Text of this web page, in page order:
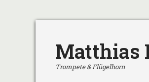
Matthias
Trompete & Flügelhorn